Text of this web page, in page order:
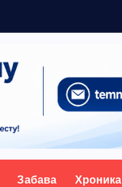
Забава Хроника